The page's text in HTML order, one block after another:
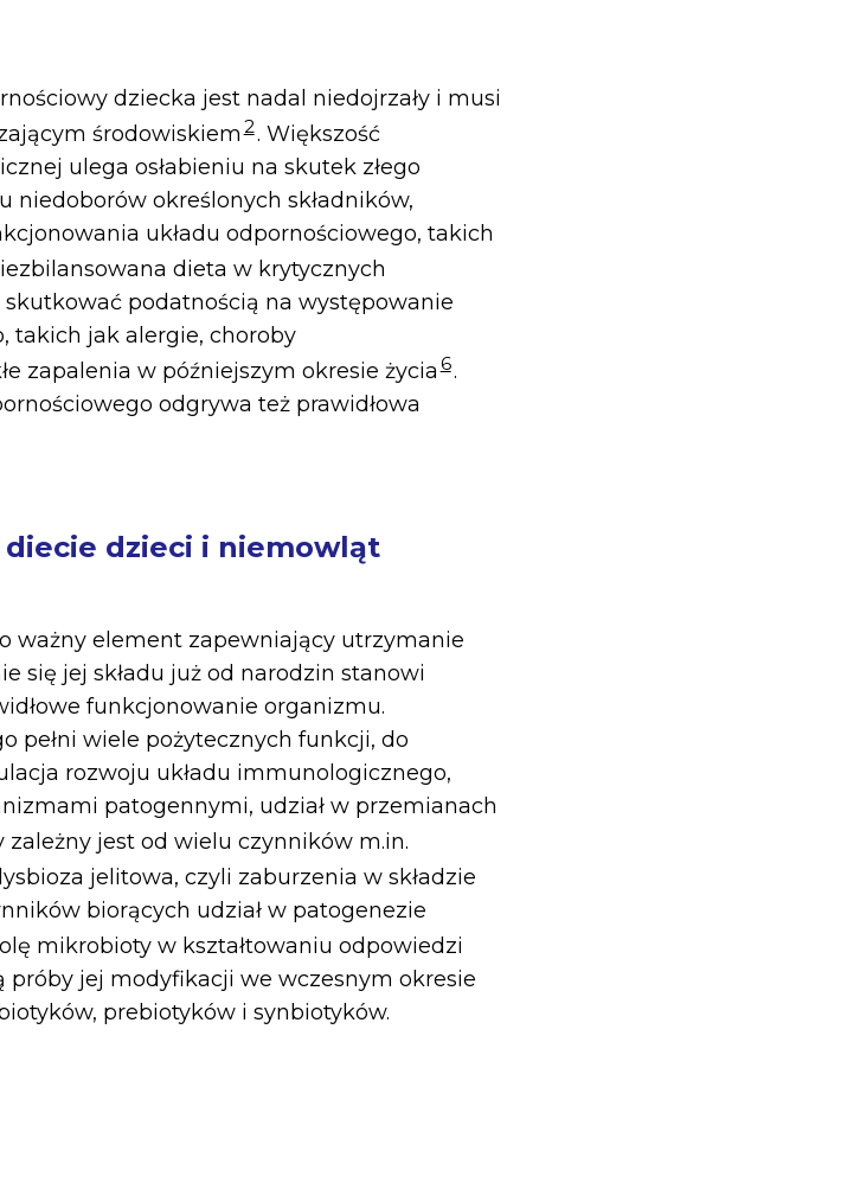
dziecka jest nadal niedojrzały i musi
środowiskiem 2. Większość
ulega osłabieniu na skutek złego
niedoborów określonych składników,
układu odpornościowego, takich
dieta w krytycznych
podatnością na występowanie
takich jak alergie, choroby
zapalenia w późniejszym okresie życia 6.
odgrywa też prawidłowa
dzieci i niemowląt
ważny element zapewniający utrzymanie
się jej składu już od narodzin stanowi
funkcjonowanie organizmu.
pełni wiele pożytecznych funkcji, do
rozwoju układu immunologicznego,
patogennymi, udział w przemianach
zależny jest od wielu czynników m.in.
jelitowa, czyli zaburzenia w składzie
biorących udział w patogenezie
mikrobioty w kształtowaniu odpowiedzi
jej modyfikacji we wczesnym okresie
prebiotyków i synbiotyków.